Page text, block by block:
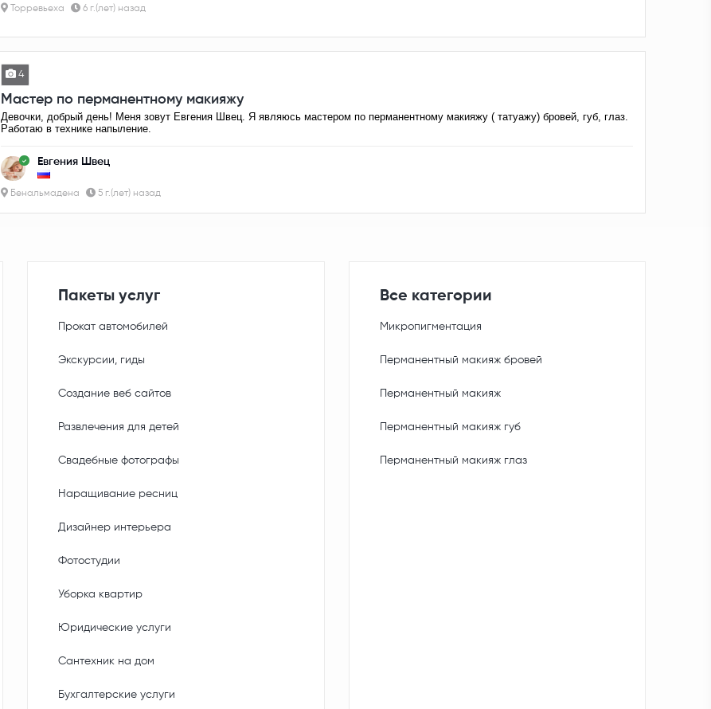
Торревьеха 6 г.(лет) назад
4
Мастер по перманентному макияжу
Девочки, добрый день! Меня зовут Евгения Швец. Я являюсь мастером по перманентному макияжу ( татуажу) бровей, губ, глаз.
Работаю в технике напыление.
Евгения Швец
Бенальмадена 5 г.(лет) назад
Пакеты услуг
Прокат автомобилей
Экскурсии, гиды
Создание веб сайтов
Развлечения для детей
Свадебные фотографы
Наращивание ресниц
Дизайнер интерьера
Фотостудии
Уборка квартир
Юридические услуги
Сантехник на дом
Бухгалтерские услуги
Все категории
Микропигментация
Перманентный макияж бровей
Перманентный макияж
Перманентный макияж губ
Перманентный макияж глаз